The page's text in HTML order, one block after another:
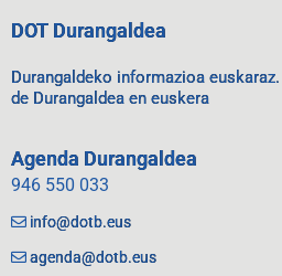
DOT Durangaldea
Durangaldeko informazioa
de Durangaldea en euskera
Agenda Durangaldea
946 550 033
info@dotb.eus
agenda@dotb.eus